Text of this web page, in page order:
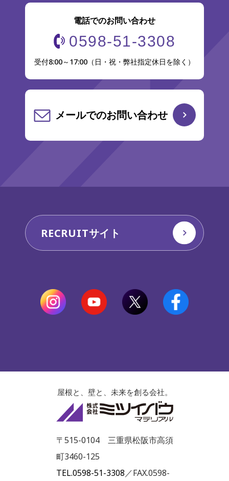
電話でのお問い合わせ
0598-51-3308
受付8:00～17:00（日・祝・弊社指定休日を除く）
メールでのお問い合わせ
RECRUITサイト
屋根と、壁と、未来を創る会社。
株式会社ミツ
〒515-0104 三重県松阪市高須
町3460-125
TEL.0598-51-3308／FAX.0598-